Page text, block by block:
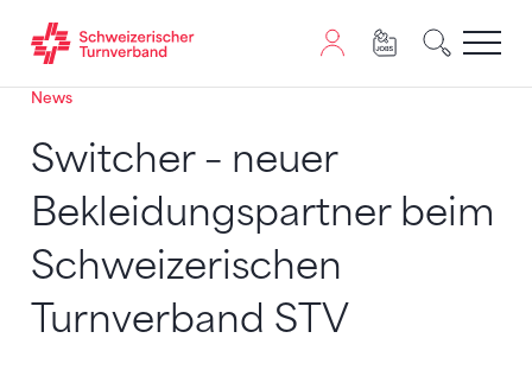
Zum Inhalt springen
Zur Sitemap navigieren
Zum Navigieren dieser Seite wird JavaScript benötigt.
News
Switcher – neuer
Bekleidungspartner beim
Schweizerischen
Turnverband STV